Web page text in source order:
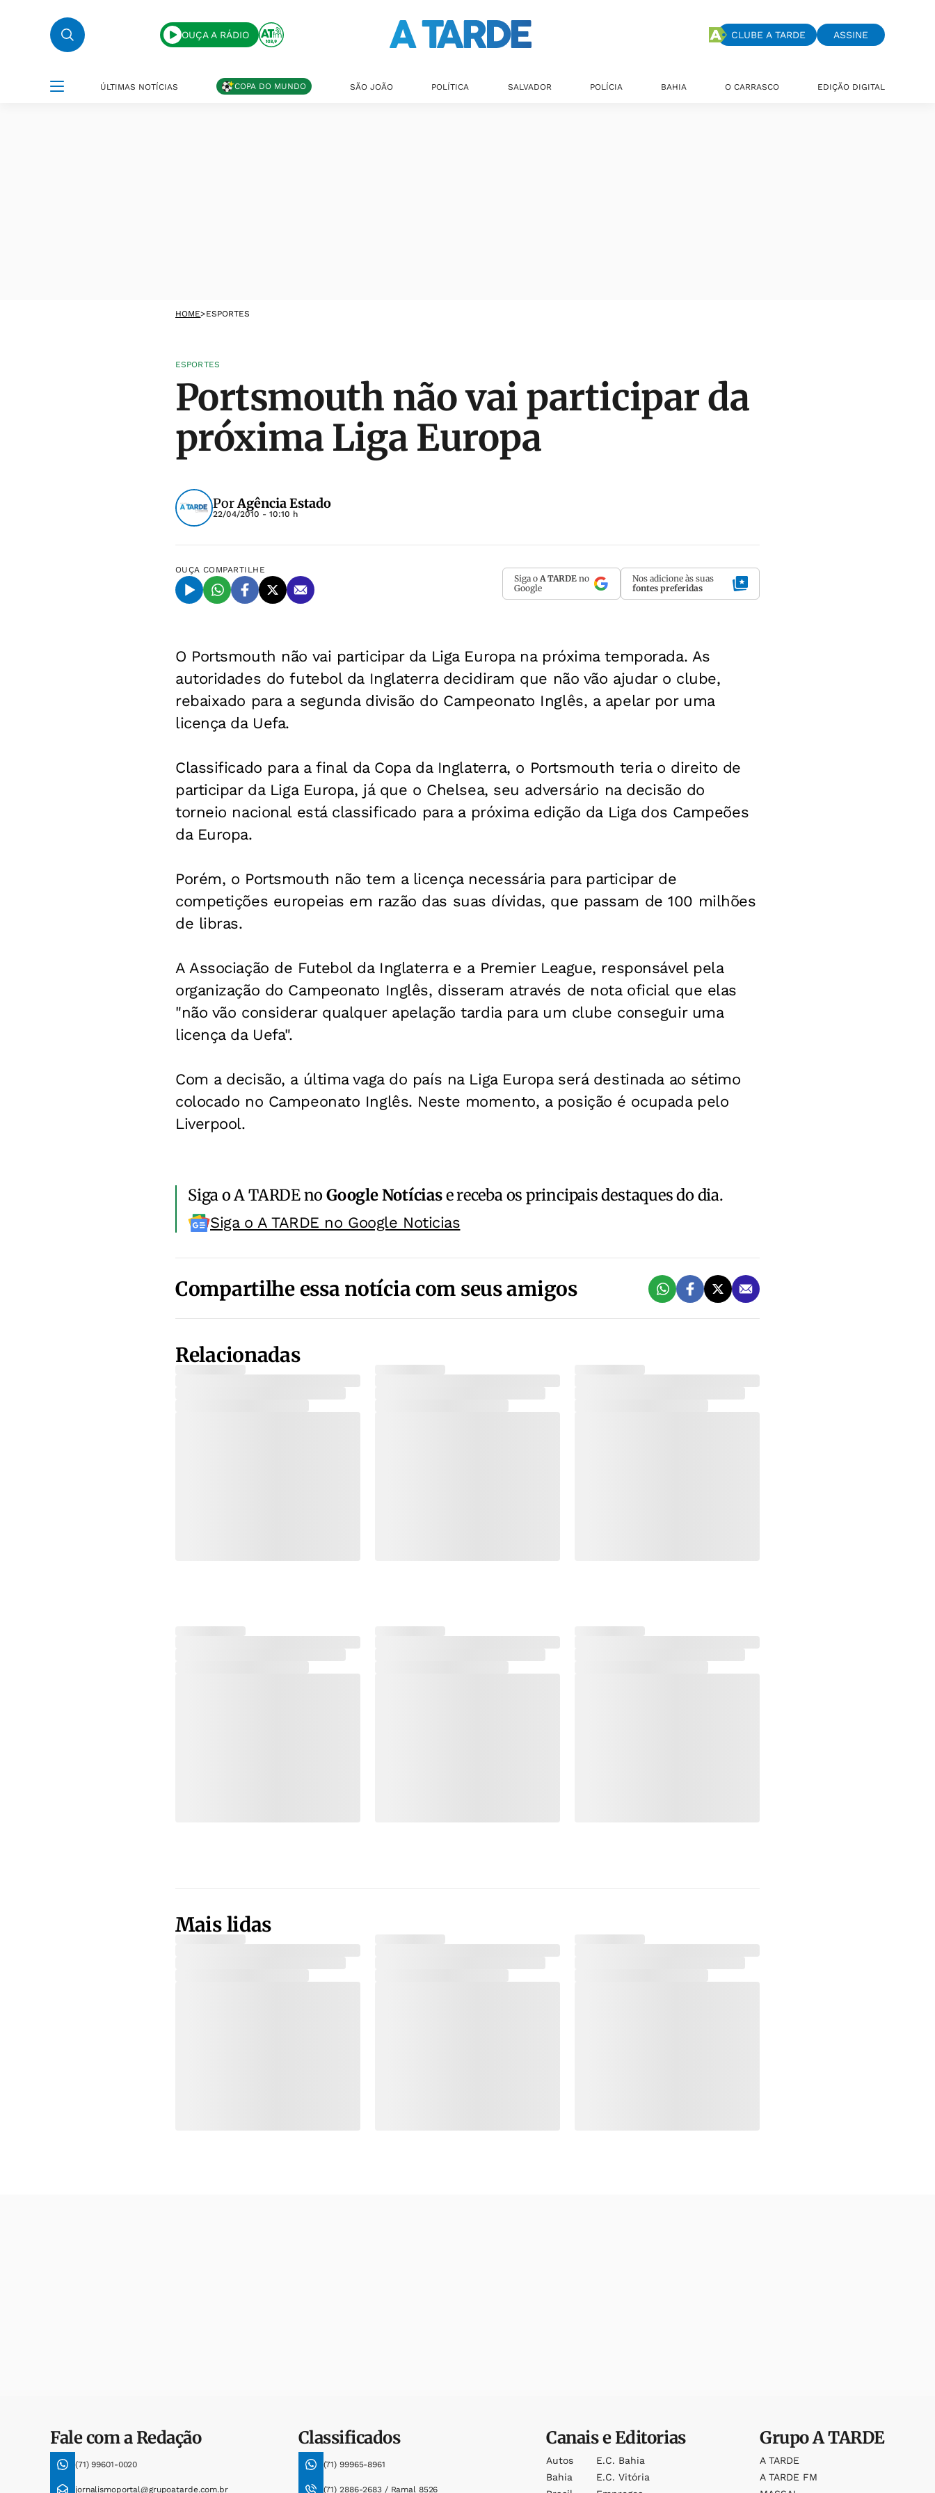
OUÇA A RÁDIO CLUBE A TARDE ASSINE
ÚLTIMAS NOTÍCIAS COPA DO MUNDO SÃO JOÃO POLÍTICA SALVADOR POLÍCIA BAHIA O CARRASCO EDIÇÃO DIGITAL
HOME>ESPORTES
ESPORTES
Portsmouth não vai participar da
próxima Liga Europa
PorAgência Estado
22/04/2010 - 10:10 h
OUÇA COMPARTILHE
Siga o A TARDE no
Google
Nos adicione às suas
fontes preferidas
O Portsmouth não vai participar da Liga Europa na próxima temporada. As
autoridades do futebol da Inglaterra decidiram que não vão ajudar o clube,
rebaixado para a segunda divisão do Campeonato Inglês, a apelar por uma
licença da Uefa.
Classificado para a final da Copa da Inglaterra, o Portsmouth teria o direito de
participar da Liga Europa, já que o Chelsea, seu adversário na decisão do
torneio nacional está classificado para a próxima edição da Liga dos Campeões
da Europa.
Porém, o Portsmouth não tem a licença necessária para participar de
competições europeias em razão das suas dívidas, que passam de 100 milhões
de libras.
A Associação de Futebol da Inglaterra e a Premier League, responsável pela
organização do Campeonato Inglês, disseram através de nota oficial que elas
"não vão considerar qualquer apelação tardia para um clube conseguir uma
licença da Uefa".
Com a decisão, a última vaga do país na Liga Europa será destinada ao sétimo
colocado no Campeonato Inglês. Neste momento, a posição é ocupada pelo
Liverpool.
Siga o A TARDE noGoogle Notíciase receba os principais destaques do dia.
Siga o A TARDE no Google Noticias
Compartilhe essa notícia com seus amigos
Relacionadas
Mais lidas
Fale com a Redação
(71) 99601-0020
jornalismoportal@grupoatarde.com.br
Classificados
(71) 99965-8961
(71) 2886-2683 / Ramal 8526
Canais e Editorias
Autos
Bahia
E.c. Bahia
E.c. Vitória
GrupoA TARDE
A TARDE
A TARDE FM